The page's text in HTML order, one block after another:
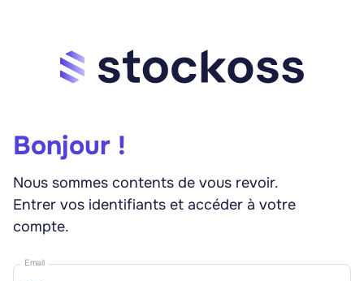
Bonjour !
Nous sommes contents de vous revoir.
Entrer vos identifiants et accéder à votre
compte.
Email